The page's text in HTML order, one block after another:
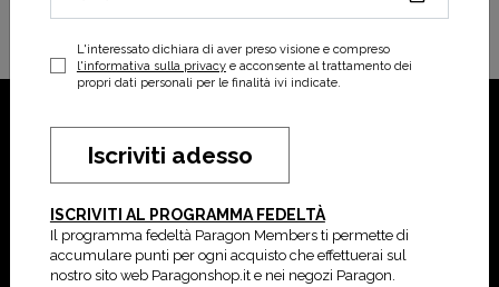
Distributore ufficiale per l'Italia | Mount to Coast, Canadian, Ciele, Compressport,
ParagonShop
Chi siamo
Dove siamo
Condizioni di vendita
Shopping
Spedizioni
Resi
Pagamenti
L'interessato dichiara di aver preso visione e compreso
l'informativa sulla privacye acconsente al trattamento dei
propri dati personali per le finalità ivi indicate.
Iscriviti adesso
ISCRIVITI AL PROGRAMMA FEDELTÀ
Il programma fedeltà Paragon Members ti permette di
accumulare punti per ogni acquisto che effettuerai sul
nostro sito web Paragonshop.it e nei negozi Paragon.